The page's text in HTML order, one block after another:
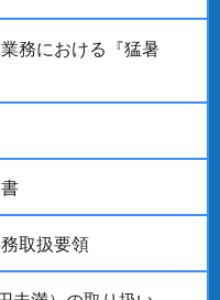
務における『猛暑
取扱要領